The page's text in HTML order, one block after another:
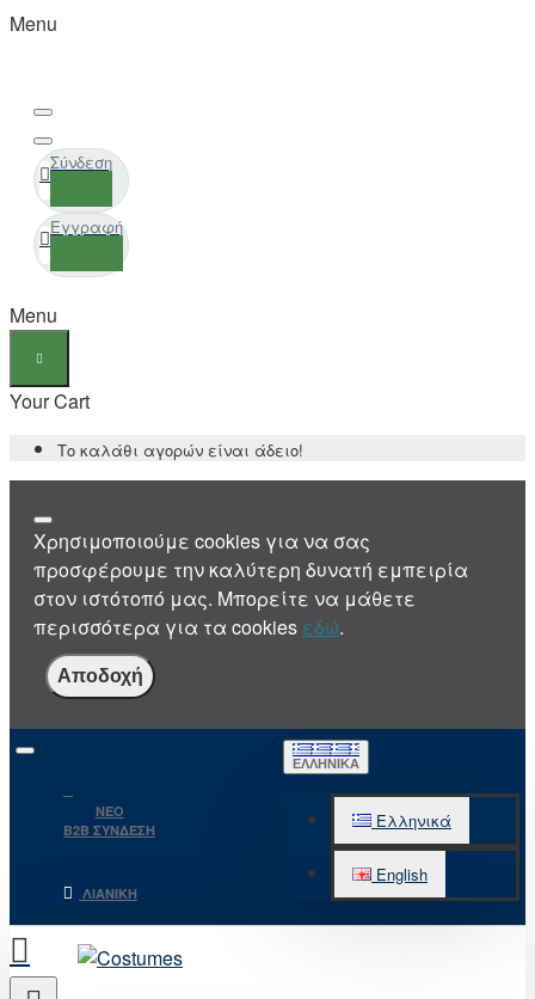
Menu
Σύνδεση
Εγγραφή
Menu
Your Cart
Το καλάθι αγορών είναι άδειο!
Χρησιμοποιούμε cookies για να σας
προσφέρουμε την καλύτερη δυνατή εμπειρία
στον ιστότοπό μας. Μπορείτε να μάθετε
περισσότερα για τα cookies εδώ.
Αποδοχή
NEO
B2B ΣΥΝΔΕΣΗ
ΛΙΑΝΙΚΉ
ΕΛΛΗΝΙΚΆ
Ελληνικά
English